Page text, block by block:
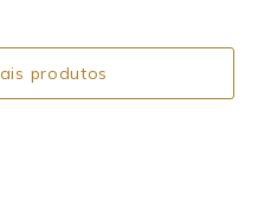
produtos